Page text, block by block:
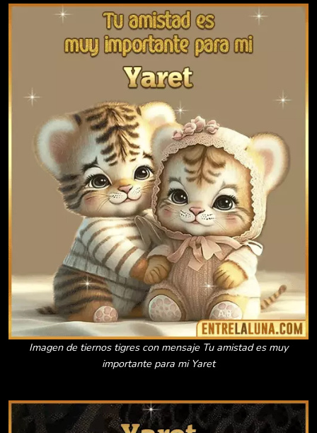
Imagen de tiernos tigres con mensaje Tu amistad es muy
importante para mi Yaret